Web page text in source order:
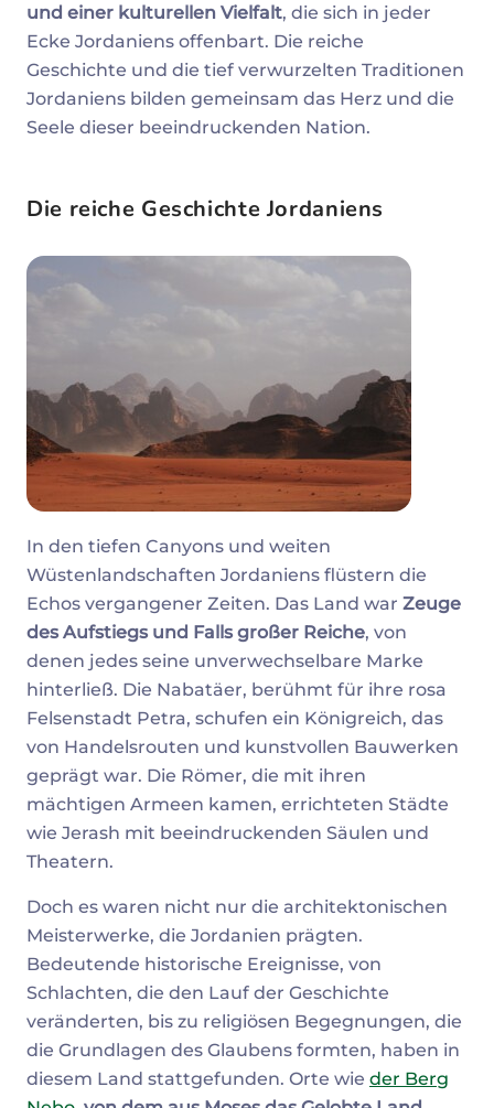
und einer kulturellen Vielfalt, die sich in jeder
Ecke Jordaniens offenbart. Die reiche
Geschichte und die tief verwurzelten Traditionen
Jordaniens bilden gemeinsam das Herz und die
Seele dieser beeindruckenden Nation.
Die reiche Geschichte Jordaniens
In den tiefen Canyons und weiten
Wüstenlandschaften Jordaniens flüstern die
Echos vergangener Zeiten. Das Land war Zeuge
des Aufstiegs und Falls großer Reiche, von
denen jedes seine unverwechselbare Marke
hinterließ. Die Nabatäer, berühmt für ihre rosa
Felsenstadt Petra, schufen ein Königreich, das
von Handelsrouten und kunstvollen Bauwerken
geprägt war. Die Römer, die mit ihren
mächtigen Armeen kamen, errichteten Städte
wie Jerash mit beeindruckenden Säulen und
Theatern.
Doch es waren nicht nur die architektonischen
Meisterwerke, die Jordanien prägten.
Bedeutende historische Ereignisse, von
Schlachten, die den Lauf der Geschichte
veränderten, bis zu religiösen Begegnungen, die
die Grundlagen des Glaubens formten, haben in
diesem Land stattgefunden. Orte wie der Berg